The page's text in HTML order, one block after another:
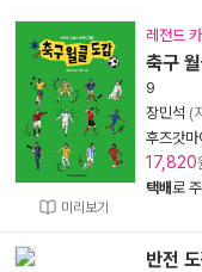
미리보기
레전드
축구
9
장민석 (
후즈갓마
17,820
택배로
반전